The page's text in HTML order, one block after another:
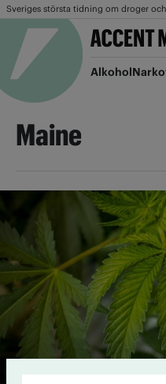
Sveriges största tidning om droger
Alkohol
Maine